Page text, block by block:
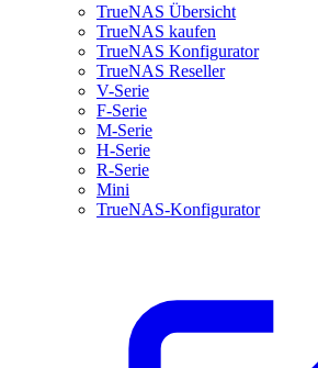
TrueNAS Übersicht
TrueNAS kaufen
TrueNAS Konfigurator
TrueNAS Reseller
V-Serie
F-Serie
M-Serie
H-Serie
R-Serie
Mini
TrueNAS-Konfigurator